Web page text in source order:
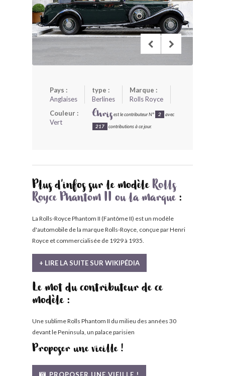
COMMENT FONCTIONNE BLV ?
Pays :
Anglaises
type :
Berlines
Marque :
Rolls Royce
Couleur :
Vert
Chrisest le contributeur N° 2 avec
217 contributions à ce jour.
Plus d'infos sur le modèle Rolls
Royce Phantom II ou la marque:
La Rolls-Royce Phantom II (Fantôme II) est un modèle
d'automobile de la marque Rolls-Royce, conçue par Henri
Royce et commercialisée de 1929 à 1935.
+ LIRE LA SUITE SUR WIKIPÉDIA
Le mot du contributeur de ce
modèle :
Une sublime Rolls Phantom II du milieu des années 30
devant le Peninsula, un palace parisien
Proposer une vieille !